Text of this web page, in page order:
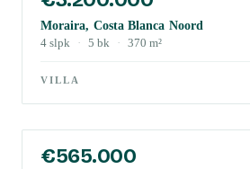
Moraira, Costa Blanca Noord
4 slpk · 5 bk · 370 m²
VILLA
€565.000